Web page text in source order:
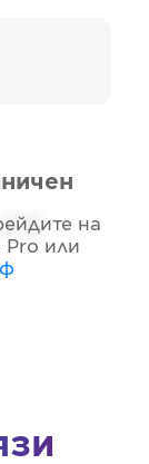
на
Pro или